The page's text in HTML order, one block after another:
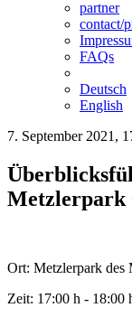
partner
contact/
FAQs
Deutsch
English
7. September 2021,
Metzlerpark
Ort: Metzlerpark des
Zeit: 17:00 h - 18:00